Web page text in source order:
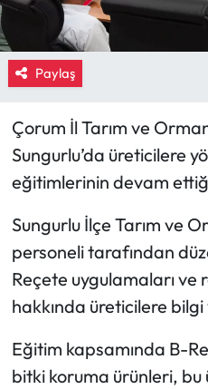
Paylaş
Çorum İl Tarım ve
Sungurlu’da üreticilere
eğitimlerinin devam
Sungurlu İlçe Tarım ve
personeli tarafından
Reçete uygulamaları ve
hakkında üreticilere
Eğitim kapsamında B-
bitki koruma ürünleri,
İskilip Haberleri
Kargı Haberleri
Kimdir?
Kültür Sanat
Laçin Haberleri
Magazin
Mecitözü Haberleri
Oğuzlar Haberleri